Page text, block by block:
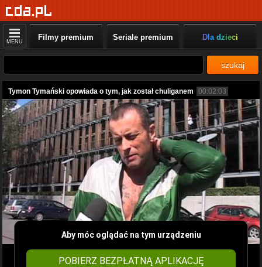
MENU Filmy premium Seriale premium Dla dzieci
szukaj
Tymon Tymański opowiada o tym, jak został chuliganem 00:02:03
Aby móc oglądać na tym urządzeniu
POBIERZ BEZPŁATNĄ APLIKACJĘ